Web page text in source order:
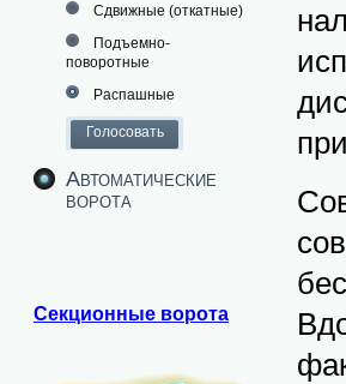
Сдвижные (откатные)
Подъемно-
поворотные
Распашные
Автоматические
ворота
Секционные ворота